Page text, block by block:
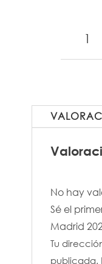
EVAU
No hay
Sé el
Madrid
Tu
publicada.